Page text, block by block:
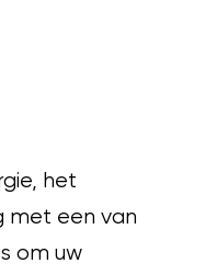
het
met een van
om uw